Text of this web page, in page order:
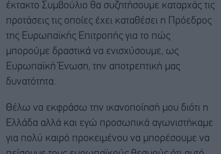
έκτακτο Συμβούλιο θα συζητήσουμε καταρχάς τις
προτάσεις τις οποίες έχει καταθέσει η Πρόεδρος
της Ευρωπαϊκής Επιτροπής για το πώς
μπορούμε δραστικά να ενισχύσουμε, ως
Ευρωπαϊκή Ένωση, την αποτρεπτική μας
δυνατότητα.
Θέλω να εκφράσω την ικανοποίησή μου διότι η
Ελλάδα αλλά και εγώ προσωπικά αγωνιστήκαμε
για πολύ καιρό προκειμένου να μπορέσουμε να